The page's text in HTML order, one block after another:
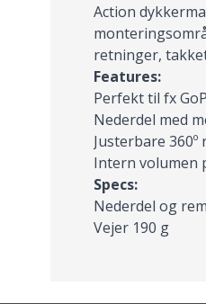
Action
retninger,
Features:
Perfekt til fx
Nederdel med
Justerbare
Intern volumen
Specs:
Nederdel og
Vejer 190 g